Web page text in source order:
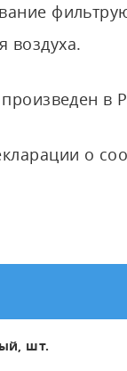
воздуха.
в
о
шт.